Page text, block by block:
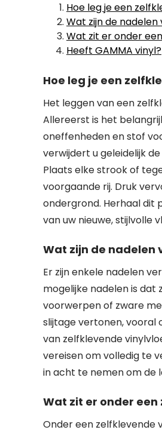
Hoe leg je een
Wat zijn de
Wat zit er onder
Heeft GAMMA vinyl?
Hoe leg je een
Het leggen van een
Allereerst is het
oneffenheden en stof
verwijdert u geleidelijk
Plaats elke strook of
voorgaande rij. Druk
ondergrond. Herhaal dit
van uw nieuwe, stijlvolle
Wat zijn de nadelen
Er zijn enkele nadelen
mogelijke nadelen is dat
voorwerpen of zware
slijtage vertonen, vooral
van zelfklevende
vereisen om volledig te
in acht te nemen om de
Wat zit er onder
Onder een zelfklevende